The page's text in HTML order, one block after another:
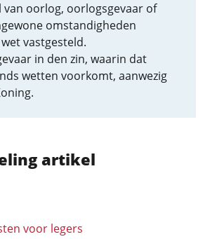
van oorlog, oorlogsgevaar of
omstandigheden
vastgesteld.
in den zin, waarin dat
wetten voorkomt, aanwezig
artikel
voor legers